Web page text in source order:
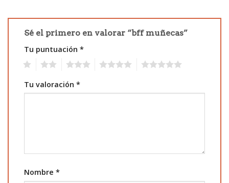
Sé el primero en valorar “bff muñecas”
Tu puntuación *
Tu valoración *
Nombre *